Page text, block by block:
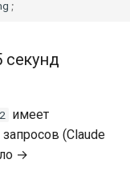
;
секунд
имеет
(Claude
→